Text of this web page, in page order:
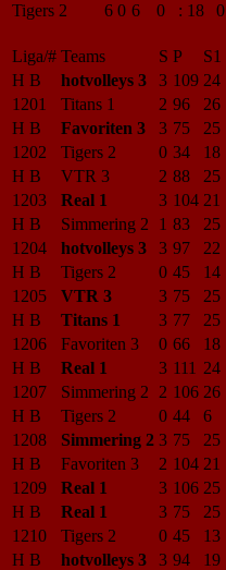
Tigers 2
6 0 6 0 : 18 0
Liga/# Teams S P S1
H B
hotvolleys 3 3 109 24
1201
Titans 1 2 96 26
H B
Favoriten 3 3 75 25
1202
Tigers 2 0 34 18
H B
VTR 3 2 88 25
1203
Real 1 3 104 21
H B
Simmering 2 1 83 25
1204
hotvolleys 3 3 97 22
H B
Tigers 2 0 45 14
1205
VTR 3 3 75 25
H B
Titans 1 3 77 25
1206
Favoriten 3 0 66 18
H B
Real 1 3 111 24
1207
Simmering 2 2 106 26
H B
Tigers 2 0 44 6
1208
Simmering 2 3 75 25
H B
Favoriten 3 2 104 21
1209
Real 1 3 106 25
H B
Real 1 3 75 25
1210
Tigers 2 0 45 13
H B
hotvolleys 3 3 94 19